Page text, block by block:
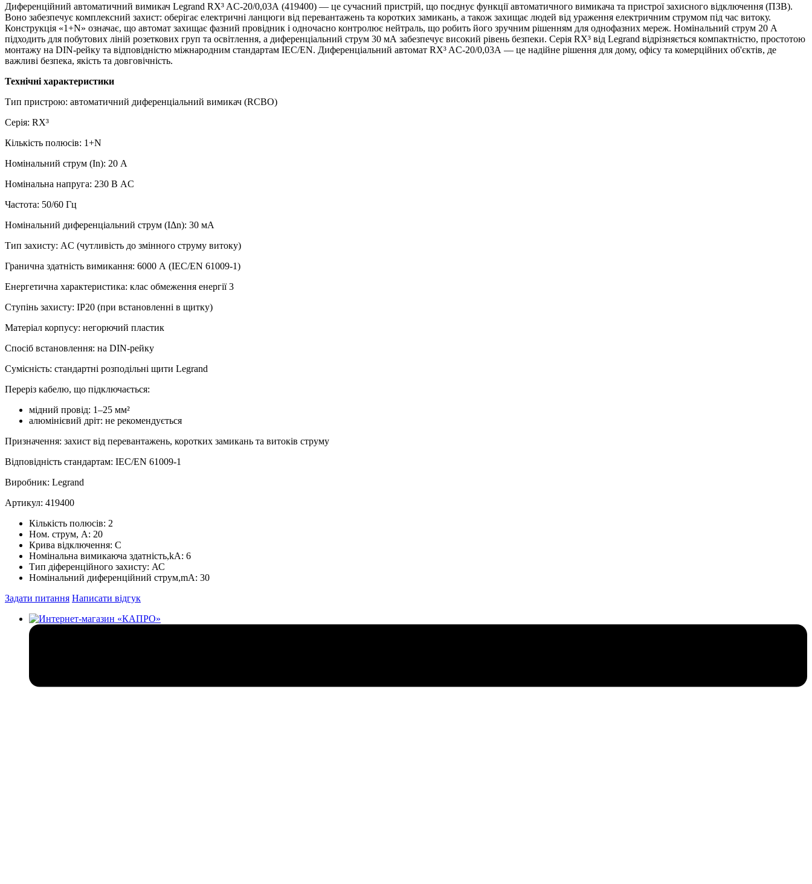
Диференційний автоматичний вимикач Legrand RX³ AC‑20/0,03А (419400) — це сучасний пристрій, що поєднує функції автоматичного вимикача та пристрої захисного відключення (ПЗВ).
Воно забезпечує комплексний захист: оберігає електричні ланцюги від перевантажень та коротких замикань, а також захищає людей від ураження електричним струмом під час витоку.
Конструкція «1+N» означає, що автомат захищає фазний провідник і одночасно контролює нейтраль, що робить його зручним рішенням для однофазних мереж. Номінальний струм 20 А
підходить для побутових ліній розеткових груп та освітлення, а диференціальний струм 30 мА забезпечує високий рівень безпеки. Серія RX³ від Legrand відрізняється компактністю, простотою
монтажу на DIN-рейку та відповідністю міжнародним стандартам IEC/EN. Диференціальний автомат RX³ AC‑20/0,03А — це надійне рішення для дому, офісу та комерційних об'єктів, де
важливі безпека, якість та довговічність.
Технічні характеристики
Тип пристрою: автоматичний диференціальний вимикач (RCBO)
Серія: RX³
Кількість полюсів: 1+N
Номінальний струм (In): 20 А
Номінальна напруга: 230 В AC
Частота: 50/60 Гц
Номінальний диференціальний струм (IΔn): 30 мА
Тип захисту: AC (чутливість до змінного струму витоку)
Гранична здатність вимикання: 6000 А (IEC/EN 61009‑1)
Енергетична характеристика: клас обмеження енергії 3
Ступінь захисту: IP20 (при встановленні в щитку)
Матеріал корпусу: негорючий пластик
Спосіб встановлення: на DIN-рейку
Сумісність: стандартні розподільні щити Legrand
Переріз кабелю, що підключається:
мідний провід: 1–25 мм²
алюмінієвий дріт: не рекомендується
Призначення: захист від перевантажень, коротких замикань та витоків струму
Відповідність стандартам: IEC/EN 61009‑1
Виробник: Legrand
Артикул: 419400
Кількість полюсів: 2
Ном. струм, А: 20
Крива відключення: С
Номінальна вимикаюча здатність,kA: 6
Тип діференційного захисту: АС
Номінальний диференційний струм,mA: 30
Задати питання Написати відгук